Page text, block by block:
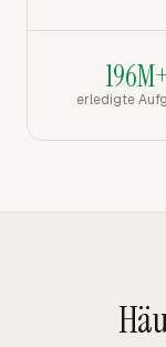
erledigte